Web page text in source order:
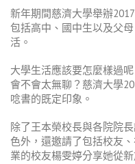
新年期間慈濟大學舉辦
包括高中、國中生以及父
活。
大學生活應該要怎麼樣過
會不會太無聊？慈濟大學
唸書的既定印象。
除了王本榮校長與各院院
色外，還邀請了包括校友
業的校友楊雯婷分享她從